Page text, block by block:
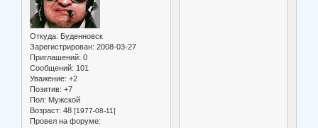
Откуда: Буденновск
Зарегистрирован: 2008-03-27
Приглашений: 0
Сообщений: 101
Уважение: +2
Позитив: +7
Пол: Мужской
Возраст: 48 [1977-08-11]
Провел на форуме: